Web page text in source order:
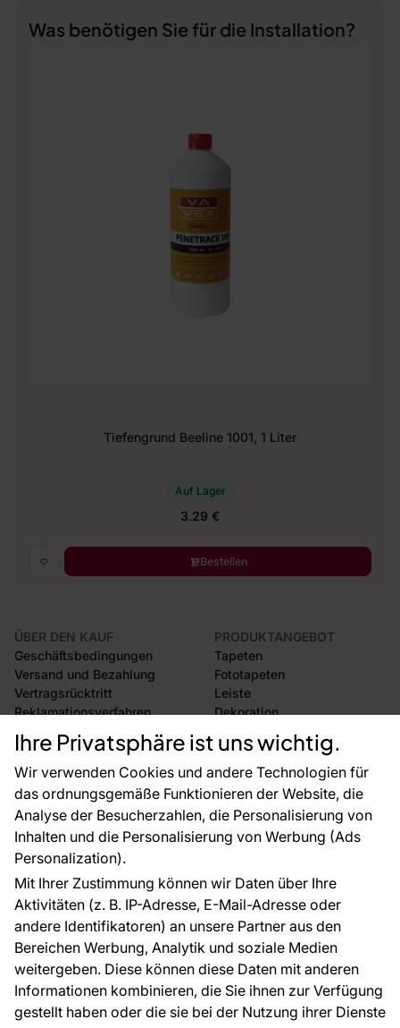
Ihre Privatsphäre ist uns wichtig.
Wir verwenden Cookies und andere Technologien für
das ordnungsgemäße Funktionieren der Website, die
Analyse der Besucherzahlen, die Personalisierung von
Inhalten und die Personalisierung von Werbung (Ads
Personalization).
Mit Ihrer Zustimmung können wir Daten über Ihre
Aktivitäten (z. B. IP-Adresse, E-Mail-Adresse oder
andere Identifikatoren) an unsere Partner aus den
Bereichen Werbung, Analytik und soziale Medien
weitergeben. Diese können diese Daten mit anderen
Informationen kombinieren, die Sie ihnen zur Verfügung
gestellt haben oder die sie bei der Nutzung ihrer Dienste
Was benötigen Sie für die Installation?
Tiefengrund Beeline 1001, 1 Liter
Auf Lager
3.29 €
Bestellen
ÜBER DEN KAUF
Geschäftsbedingungen
Versand und Bezahlung
Vertragsrücktritt
Reklamationsverfahren
Rücksendung von Waren
CE-Zertifizierung
Großhandel
Raumvisualisierung
PRODUKTANGEBOT
Tapeten
Fototapeten
Leiste
Dekoration
Selbstklebende Folien
Zubehör
Tapetenmuster
FÜR SIE
Blog
EU-Projekte
Ratschläge und Tipps
FAQ
ÜBER DAS UNTERNEHMEN
Kontakt